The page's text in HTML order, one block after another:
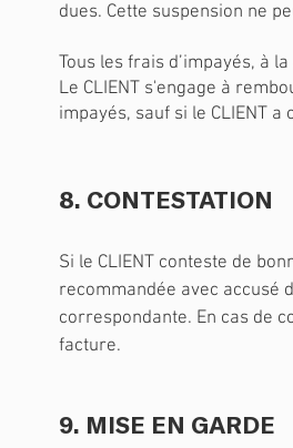
dues. Cette suspension ne
Tous les frais d’impayés, à
Le CLIENT s'engage à
impayés, sauf si le CLIENT
8. CONTESTATION
Si le CLIENT conteste de
recommandée avec accusé
correspondante. En cas de
facture.
9. MISE EN GARDE